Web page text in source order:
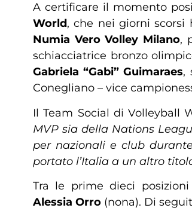
A certificare il momento
World, che nei giorni scorsi
Numia Vero Volley Milano,
schiacciatrice bronzo
Gabriela “Gabi” Guimaraes,
Conegliano – vice
Il Team Social di Volleyball
MVP sia della Nations
per nazionali e club
portato l’Italia a un altro
Tra le prime dieci
Alessia Orro (nona). Di